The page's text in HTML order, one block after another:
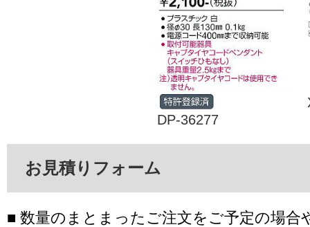
DP-36277
お見積りフォーム
■ 数量のまとまったご注文をご予定の場合